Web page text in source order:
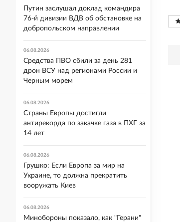
Путин заслушал доклад командира
76-й дивизии ВДВ об обстановке на
добропольском направлении
06.08.2026
Средства ПВО сбили за день 281
дрон ВСУ над регионами России и
Черным морем
06.08.2026
Страны Европы достигли
антирекорда по закачке газа в ПХГ за
14 лет
06.08.2026
Грушко: Если Европа за мир на
Украине, то должна прекратить
вооружать Киев
06.08.2026
Минобороны показало, как "Герани"